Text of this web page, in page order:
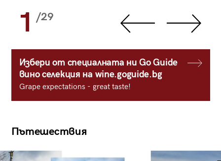
1 /29
Избери от специалната ни Go Guide
вино селекция на wine.goguide.bg
Grape expectations - great taste!
Пътешествия